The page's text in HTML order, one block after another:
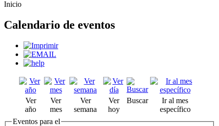
Inicio
Calendario de eventos
Ver
año
Ver
mes
Ver
semana
Ver
hoy
Buscar
Ir al mes
específico
Eventos para el